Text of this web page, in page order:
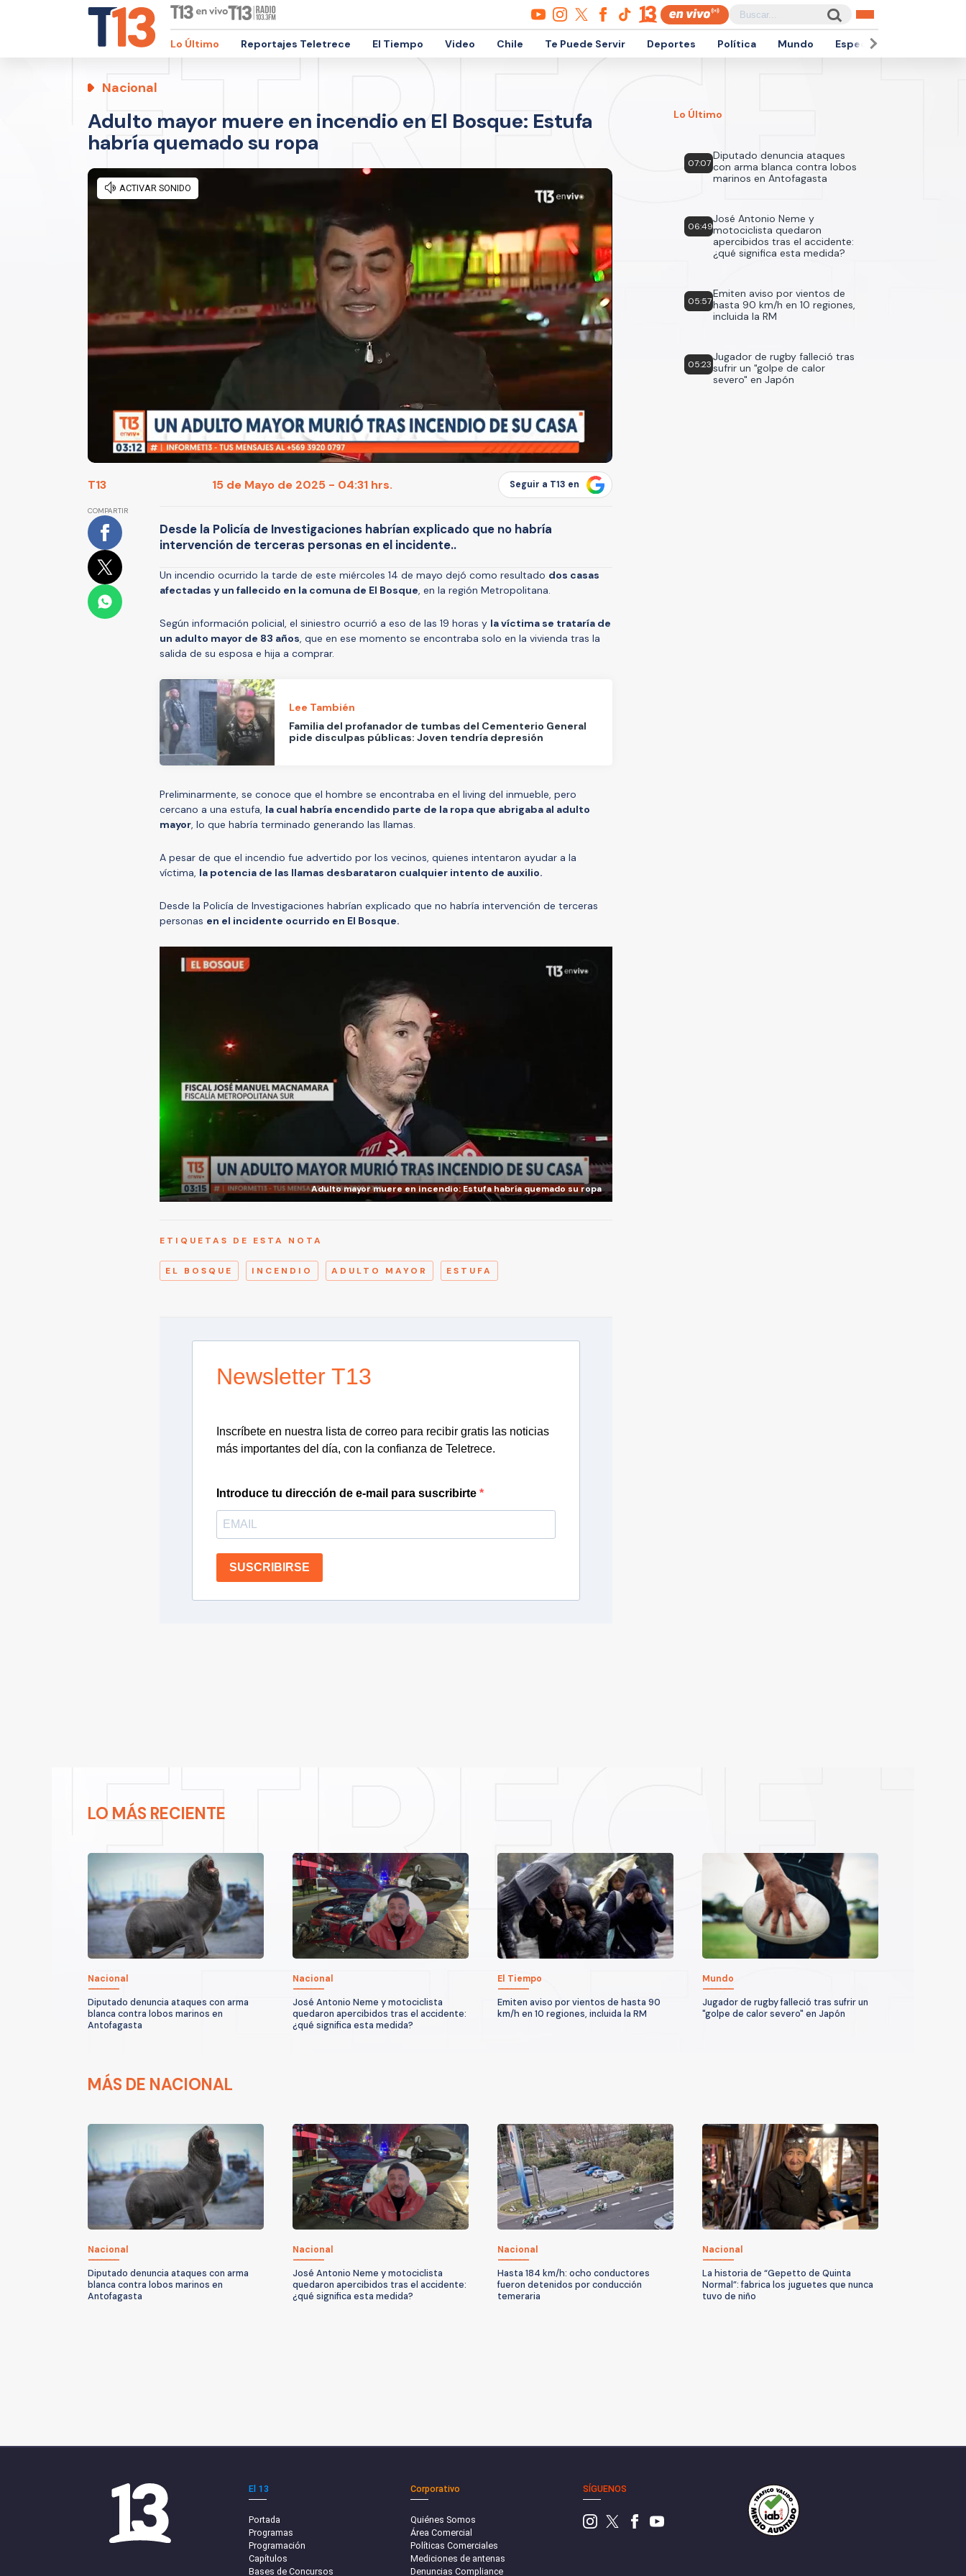
Lo Último Reportajes Teletrece El Tiempo Video Chile Te Puede Servir Deportes Política Mundo Espectáculos
Nacional
Adulto mayor muere en incendio en El Bosque: Estufa
habría quemado su ropa
T13 15 de Mayo de 2025 - 04:31 hrs. Seguir a T13 en
COMPARTIR
Desde la Policía de Investigaciones habrían explicado que no habría
intervención de terceras personas en el incidente..
Un incendio ocurrido la tarde de este miércoles 14 de mayo dejó como resultado dos casas
afectadas y un fallecido en la comuna de El Bosque, en la región Metropolitana.
Según información policial, el siniestro ocurrió a eso de las 19 horas y la víctima se trataría de
un adulto mayor de 83 años, que en ese momento se encontraba solo en la vivienda tras la
salida de su esposa e hija a comprar.
Lee También
Familia del profanador de tumbas del Cementerio General
pide disculpas públicas: Joven tendría depresión
Preliminarmente, se conoce que el hombre se encontraba en el living del inmueble, pero
cercano a una estufa, la cual habría encendido parte de la ropa que abrigaba al adulto
mayor, lo que habría terminado generando las llamas.
A pesar de que el incendio fue advertido por los vecinos, quienes intentaron ayudar a la
víctima, la potencia de las llamas desbarataron cualquier intento de auxilio.
Desde la Policía de Investigaciones habrían explicado que no habría intervención de terceras
personas en el incidente ocurrido en El Bosque.
Adulto mayor muere en incendio: Estufa habría quemado su ropa
ETIQUETAS DE ESTA NOTA
EL BOSQUE INCENDIO ADULTO MAYOR ESTUFA
Newsletter T13
Inscríbete en nuestra lista de correo para recibir gratis las noticias
más importantes del día, con la confianza de Teletrece.
Introduce tu dirección de e-mail para suscribirte
SUSCRIBIRSE
Lo Último
07:07
Diputado denuncia ataques
con arma blanca contra lobos
marinos en Antofagasta
06:49
José Antonio Neme y
motociclista quedaron
apercibidos tras el accidente:
¿qué significa esta medida?
05:57
Emiten aviso por vientos de
hasta 90 km/h en 10 regiones,
incluida la RM
05:23
Jugador de rugby falleció tras
sufrir un "golpe de calor
severo" en Japón
LO MÁS RECIENTE
Nacional
Diputado denuncia ataques con arma
blanca contra lobos marinos en
Antofagasta
Nacional
José Antonio Neme y motociclista
quedaron apercibidos tras el accidente:
¿qué significa esta medida?
El Tiempo
Emiten aviso por vientos de hasta 90
km/h en 10 regiones, incluida la RM
Mundo
Jugador de rugby falleció tras sufrir un
"golpe de calor severo" en Japón
MÁS DE NACIONAL
Nacional
Diputado denuncia ataques con arma
blanca contra lobos marinos en
Antofagasta
Nacional
José Antonio Neme y motociclista
quedaron apercibidos tras el accidente:
¿qué significa esta medida?
Nacional
Hasta 184 km/h: ocho conductores
fueron detenidos por conducción
temeraria
Nacional
La historia de “Gepetto de Quinta
Normal”: fabrica los juguetes que nunca
tuvo de niño
El 13
Portada
Programas
Programación
Capítulos
Bases de Concursos
Corporativo
Quiénes Somos
Área Comercial
Políticas Comerciales
Mediciones de antenas
Denuncias Compliance
SÍGUENOS